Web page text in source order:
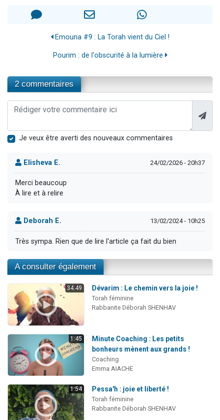
Emouna #9 : La Torah vient du Ciel !
Pourim : de l'obscurité à la lumière
2 commentaires
Je veux être averti des nouveaux commentaires
Elisheva E. 24/02/2026 - 20h37
Merci beaucoup
À lire et à relire
Deborah E. 13/02/2024 - 10h25
Très sympa. Rien que de lire l'article ça fait du bien
A consulter également
34:49 Dévarim : Le chemin vers la joie !
Torah féminine
Rabbanite Déborah SHENHAV
1:45
Minute Coaching : Les petits
bonheurs mènent aux grands !
Coaching
Emma AIACHE
1:54 Pessa'h : joie et liberté !
Torah féminine
Rabbanite Déborah SHENHAV